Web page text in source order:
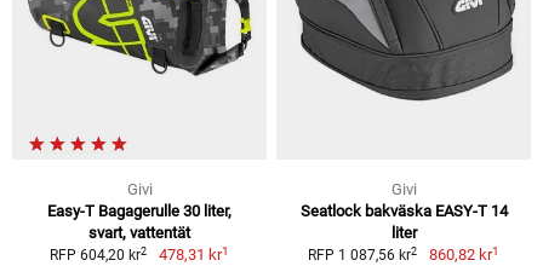
Givi
Easy-T Bagagerulle 30 liter,
svart, vattentät
RFP 604,20 kr2 478,31 kr1
Givi
Seatlock bakväska EASY-T 14
liter
RFP 1 087,56 kr2 860,82 kr1